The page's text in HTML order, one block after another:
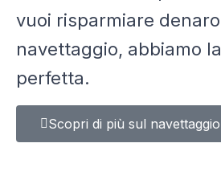
vuoi risparmiare
navettaggio, abbiamo
perfetta.
Scopri di più sul navettaggio